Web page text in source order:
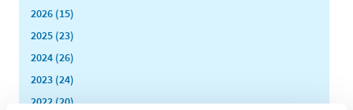
2026 (15)
2025 (23)
2024 (26)
2023 (24)
2022 (20)